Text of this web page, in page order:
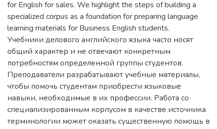
for English for sales. We highlight the steps of building a
specialized corpus as a foundation for preparing language
learning materials for Business English students.
Учебники делового английского языка часто носят
общий характер и не отвечают конкретным
потребностям определенной группы студентов.
Преподаватели разрабатывают учебные материалы,
чтобы помочь студентам приобрести языковые
навыки, необходимые в их профессии. Работа со
специализированным корпусом в качестве источника
терминологии может оказать существенную помощь в